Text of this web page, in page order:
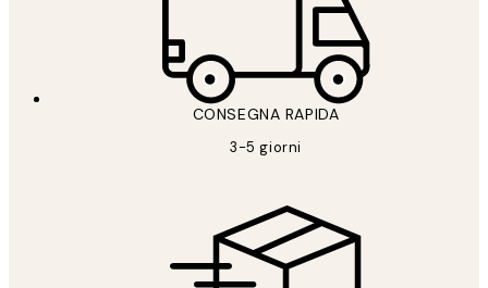
CONSEGNA RAPIDA
3-5 giorni